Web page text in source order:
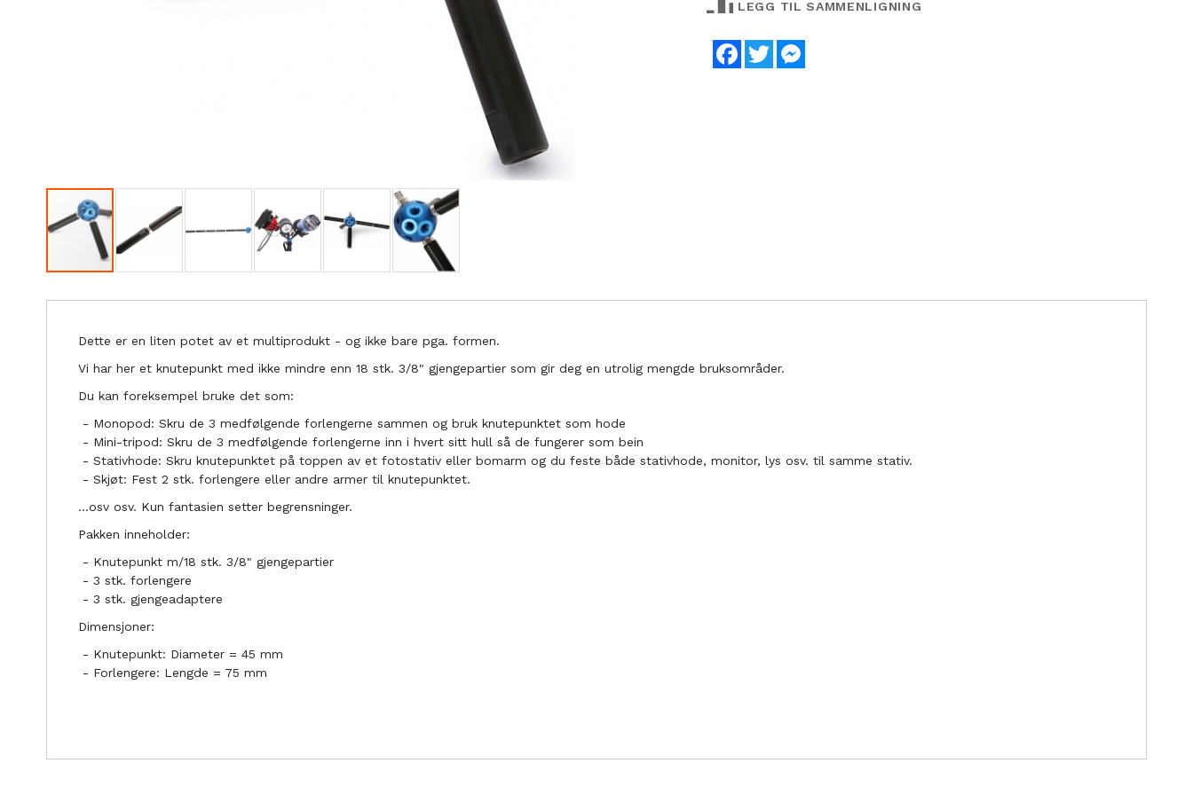
LEGG TIL SAMMENLIGNING
Facebook
Twitter
Dette er en liten potet av et multiprodukt - og ikke bare pga. formen.
Vi har her et knutepunkt med ikke mindre enn 18 stk. 3/8" gjengepartier som gir deg en utrolig mengde bruksområder.
Du kan foreksempel bruke det som:
- Monopod: Skru de 3 medfølgende forlengerne sammen og bruk knutepunktet som hode
- Mini-tripod: Skru de 3 medfølgende forlengerne inn i hvert sitt hull så de fungerer som bein
- Stativhode: Skru knutepunktet på toppen av et fotostativ eller bomarm og du feste både stativhode, monitor, lys osv. til samme stativ.
- Skjøt: Fest 2 stk. forlengere eller andre armer til knutepunktet.
...osv osv. Kun fantasien setter begrensninger.
Pakken inneholder:
- Knutepunkt m/18 stk. 3/8" gjengepartier
- 3 stk. forlengere
- 3 stk. gjengeadaptere
Dimensjoner:
- Knutepunkt: Diameter = 45 mm
- Forlengere: Lengde = 75 mm